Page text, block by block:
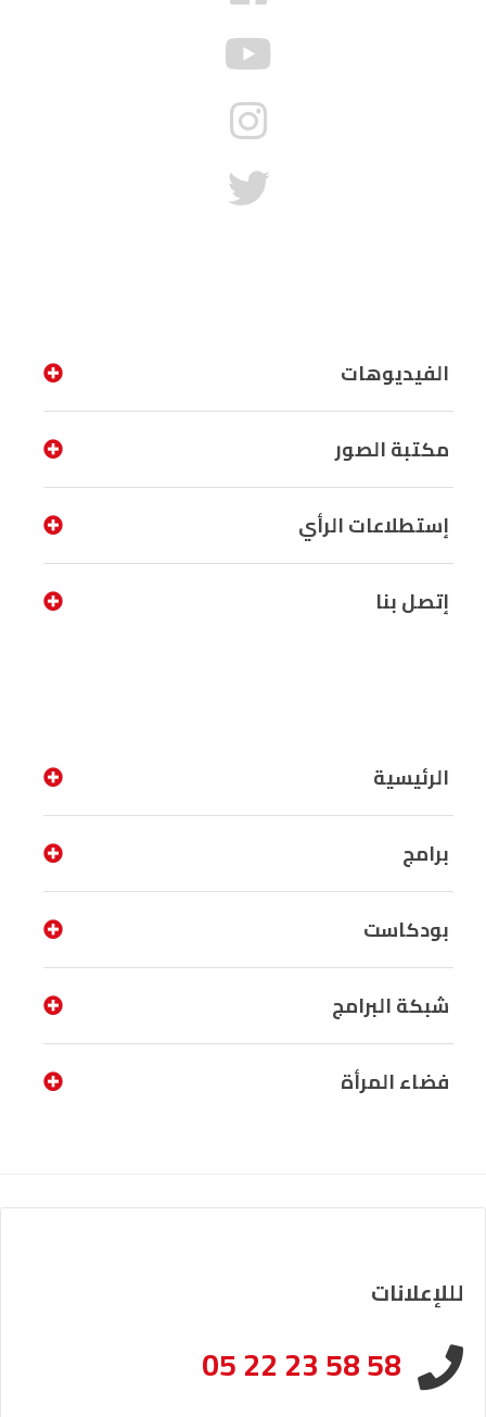
الفيديوهات
مكتبة الصور
إستطلاعات الرأي
إتصل بنا
الرئيسية
برامج
بودكاست
شبكة البرامج
فضاء المرأة
لللإعلانات
05 22 23 58 58